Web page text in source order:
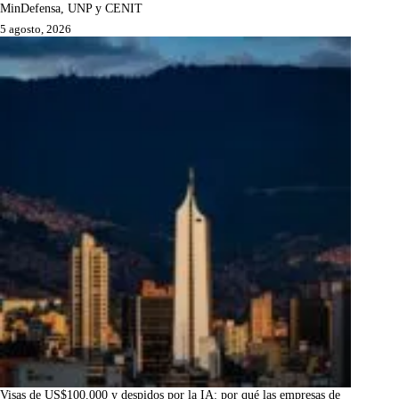
MinDefensa, UNP y CENIT
5 agosto, 2026
Visas de US$100.000 y despidos por la IA: por qué las empresas de